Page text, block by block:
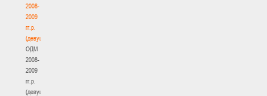
2008-
2009
гг.р.
(девушки)
ОДМ
2008-
2009
гг.р.
(девушки)